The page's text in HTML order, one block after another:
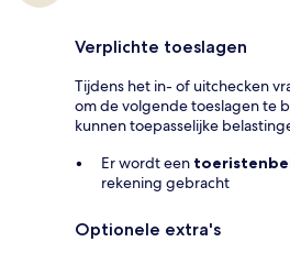
Verplichte toeslagen
Tijdens het in- of uitchecken
om de volgende toeslagen te
kunnen toepasselijke
Er wordt een
rekening gebracht
Optionele extra's